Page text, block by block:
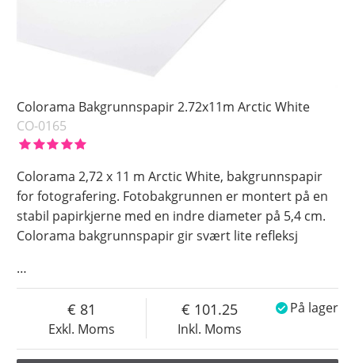
Colorama Bakgrunnspapir 2.72x11m Arctic White
CO-0165
Colorama 2,72 x 11 m Arctic White, bakgrunnspapir
for fotografering. Fotobakgrunnen er montert på en
stabil papirkjerne med en indre diameter på 5,4 cm.
Colorama bakgrunnspapir gir svært lite refleksj
…
Exkl. Moms
81
Inkl. Moms
101.25 På lager